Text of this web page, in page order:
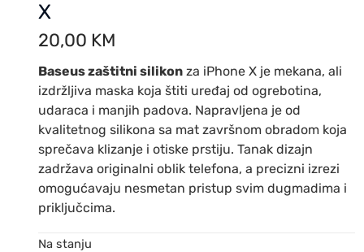
X
20,00 KM
Baseus zaštitni silikon za iPhone X je mekana, ali
izdržljiva maska koja štiti uređaj od ogrebotina,
udaraca i manjih padova. Napravljena je od
kvalitetnog silikona sa mat završnom obradom koja
sprečava klizanje i otiske prstiju. Tanak dizajn
zadržava originalni oblik telefona, a precizni izrezi
omogućavaju nesmetan pristup svim dugmadima i
priključcima.
Na stanju